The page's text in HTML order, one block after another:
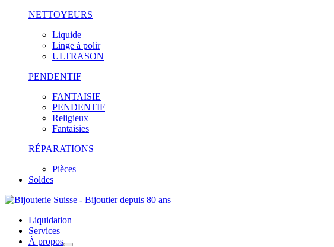
NETTOYEURS
Liquide
Linge à polir
ULTRASON
PENDENTIF
FANTAISIE
PENDENTIF
Religieux
Fantaisies
RÉPARATIONS
Pièces
Soldes
Liquidation
Services
À propos